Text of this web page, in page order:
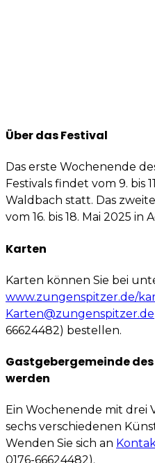
Über das Festival
Das erste Wochenende
Festivals findet vom 9. bis
Waldbach statt. Das
vom 16. bis 18. Mai 2025 in
Karten
Karten können Sie bei
www.zungenspitzer.de/
Karten@zungenspitzer.de
66624482) bestellen.
Gastgebergemeinde
werden
Ein Wochenende mit drei
sechs verschiedenen
Wenden Sie sich an
0176-66624482).